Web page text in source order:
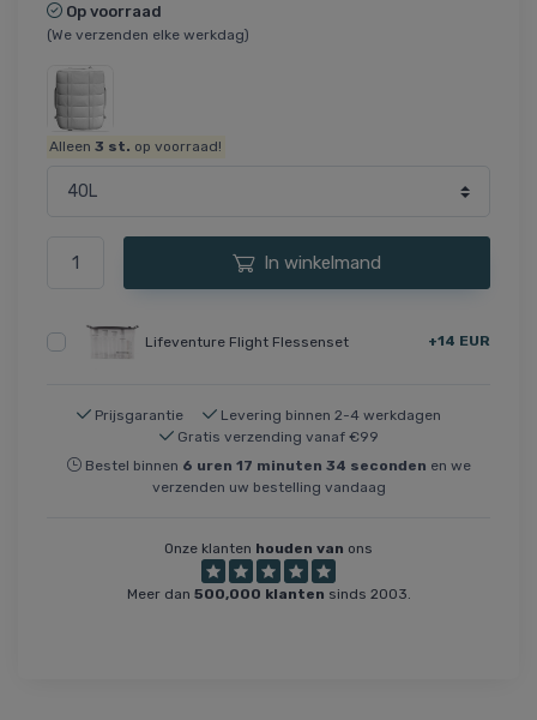
Op voorraad
(We verzenden elke werkdag)
Alleen3 st. op voorraad!
In winkelmand
Lifeventure Flight Flessenset +14 EUR
Prijsgarantie
Levering binnen 2-4 werkdagen
Gratis verzending vanaf €99
Bestel binnen 6 uren 17 minuten 33 seconden en we
verzenden uw bestelling vandaag
Onze klanten houden van ons
Meer dan 500,000 klanten sinds 2003.